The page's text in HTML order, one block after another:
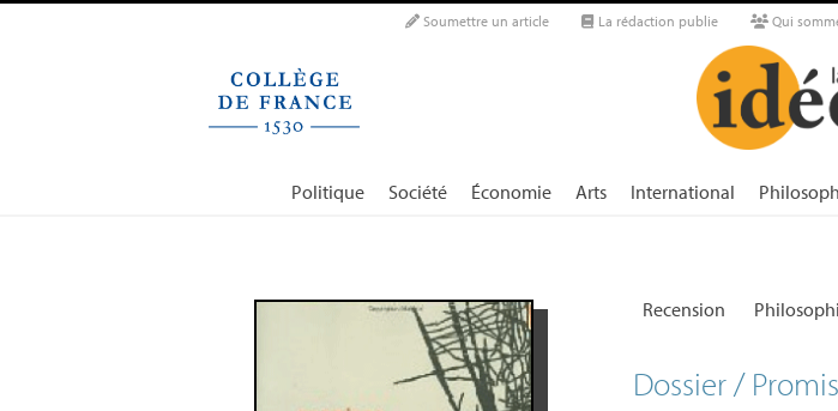
Soumettre un article La rédaction publie Qui
Politique Société Économie Arts International
Recension
Dossier /